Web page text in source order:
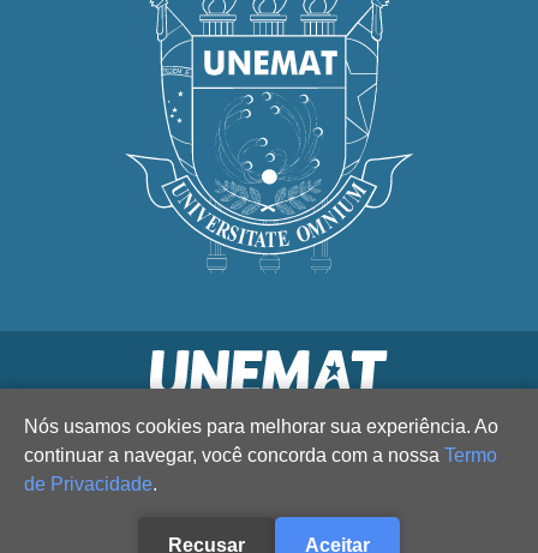
Nós usamos cookies para melhorar sua experiência. Ao
continuar a navegar, você concorda com a nossa Termo
de Privacidade.
Recusar Aceitar